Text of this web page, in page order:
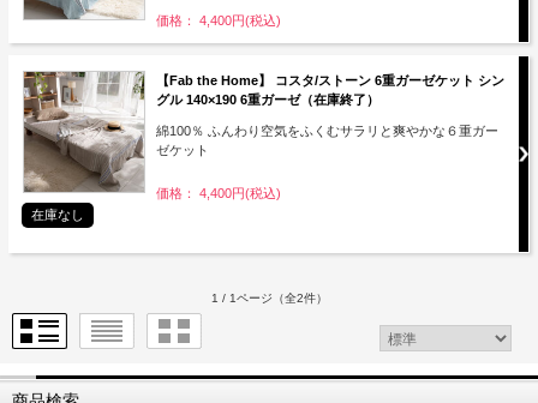
価格： 4,400円(税込)
【Fab the Home】 コスタ/ストーン 6重ガーゼケット シン
グル 140×190 6重ガーゼ（在庫終了）
綿100％ ふんわり空気をふくむサラリと爽やかな６重ガー
ゼケット
価格： 4,400円(税込)
在庫なし
1 / 1ページ （全2件）